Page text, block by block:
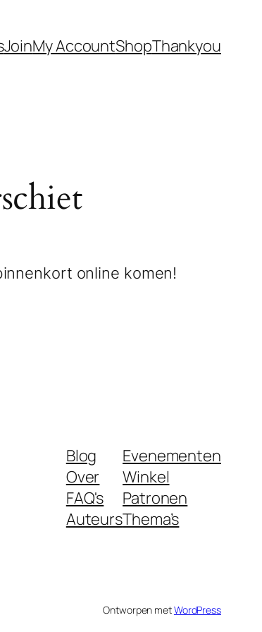
JoinMy AccountShopThankyou
online komen!
Blog
Over
FAQ's
Auteurs
Evenementen
Winkel
Patronen
Thema’s
Ontworpen metWordPress